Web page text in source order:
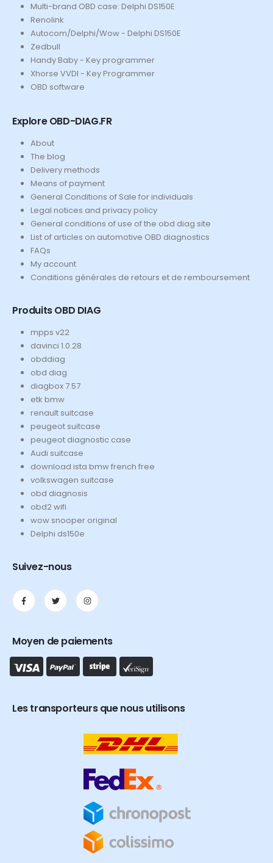
Multi-brand OBD case: Delphi DS150E
Renolink
Autocom/Delphi/Wow - Delphi DS150E
Zedbull
Handy Baby - Key programmer
Xhorse VVDI - Key Programmer
OBD software
Explore OBD-DIAG.FR
About
The blog
Delivery methods
Means of payment
General Conditions of Sale for individuals
Legal notices and privacy policy
General conditions of use of the obd diag site
List of articles on automotive OBD diagnostics
FAQs
My account
Conditions générales de retours et de remboursement
Produits OBD DIAG
mpps v22
davinci 1.0.28
obddiag
obd diag
diagbox 7.57
etk bmw
renault suitcase
peugeot suitcase
peugeot diagnostic case
Audi suitcase
download ista bmw french free
volkswagen suitcase
obd diagnosis
obd2 wifi
wow snooper original
Delphi ds150e
Suivez-nous
Moyen de paiements
Les transporteurs que nous utilisons